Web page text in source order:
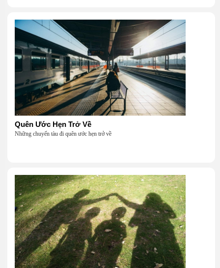
Quên Ước Hẹn Trở Về
Những chuyến tàu đi quên ước hẹn trở về